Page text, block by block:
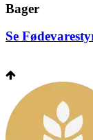
Bager
Se